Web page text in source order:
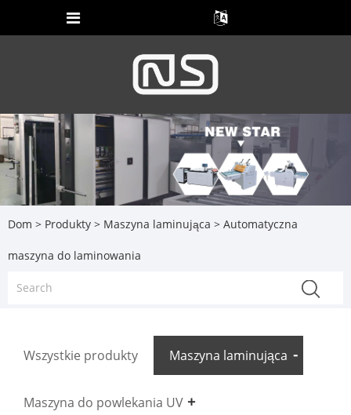
Dom > Produkty > Maszyna laminująca > Automatyczna
maszyna do laminowania
Wszystkie produkty Maszyna laminująca
Maszyna do powlekania UV